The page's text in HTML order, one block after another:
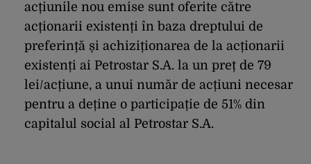
acțiunile nou emise sunt oferite către
acționarii existenți în baza dreptului de
preferință și achiziționarea de la acționarii
existenți ai Petrostar S.A. la un preț de 79
lei/acțiune, a unui număr de acțiuni necesar
pentru a deține o participație de 51% din
capitalul social al Petrostar S.A.